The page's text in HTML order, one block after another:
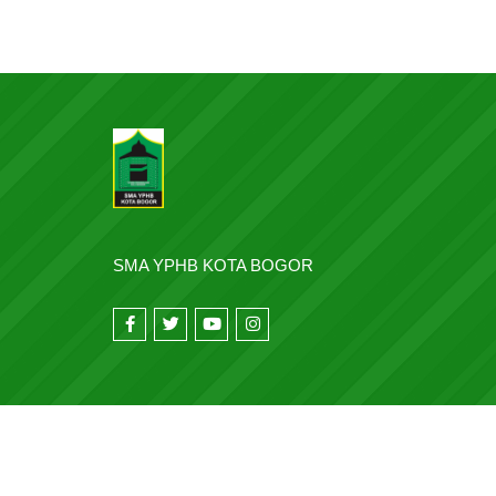
SMA YPHB KOTA BOGOR